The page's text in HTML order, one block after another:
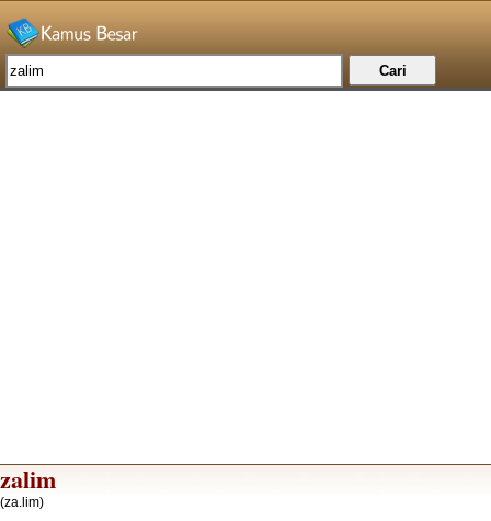
zalim
(za.lim)